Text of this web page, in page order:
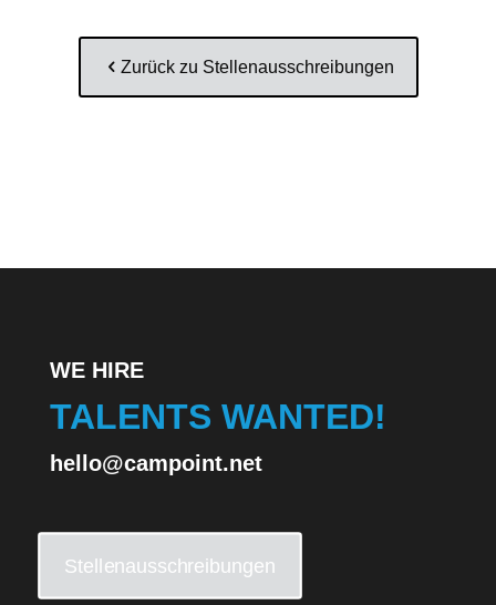
Zurück zu Stellenausschreibungen
WE HIRE
TALENTS WANTED!
hello@campoint.net
Stellenausschreibungen